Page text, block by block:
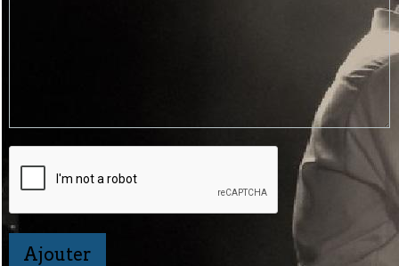
Ajouter